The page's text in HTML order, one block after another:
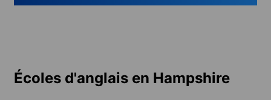
Écoles d'anglais en Hampshire